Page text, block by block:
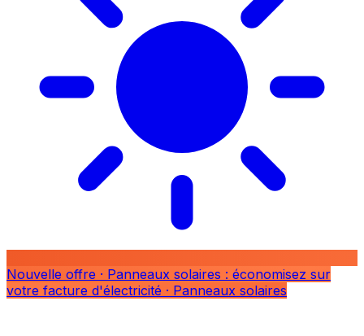
Nouvelle offre · Panneaux solaires : économisez sur
votre facture d'électricité · Panneaux solaires